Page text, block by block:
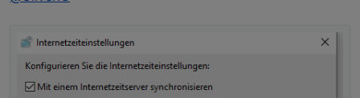
der windowszeitserver manchmal nicht erreichbar ist.